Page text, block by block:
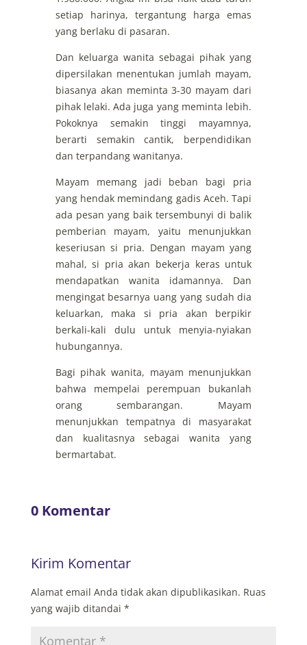
setiap harinya, tergantung harga emas
yang berlaku di pasaran.
Dan keluarga wanita sebagai pihak yang
dipersilakan menentukan jumlah mayam,
biasanya akan meminta 3-30 mayam dari
pihak lelaki. Ada juga yang meminta lebih.
Pokoknya semakin tinggi mayamnya,
berarti semakin cantik, berpendidikan
dan terpandang wanitanya.
Mayam memang jadi beban bagi pria
yang hendak memindang gadis Aceh. Tapi
ada pesan yang baik tersembunyi di balik
pemberian mayam, yaitu menunjukkan
keseriusan si pria. Dengan mayam yang
mahal, si pria akan bekerja keras untuk
mendapatkan wanita idamannya. Dan
mengingat besarnya uang yang sudah dia
keluarkan, maka si pria akan berpikir
berkali-kali dulu untuk menyia-nyiakan
hubungannya.
Bagi pihak wanita, mayam menunjukkan
bahwa mempelai perempuan bukanlah
orang sembarangan. Mayam
menunjukkan tempatnya di masyarakat
dan kualitasnya sebagai wanita yang
bermartabat.
0 Komentar
Kirim Komentar
Alamat email Anda tidak akan dipublikasikan. Ruas
yang wajib ditandai *